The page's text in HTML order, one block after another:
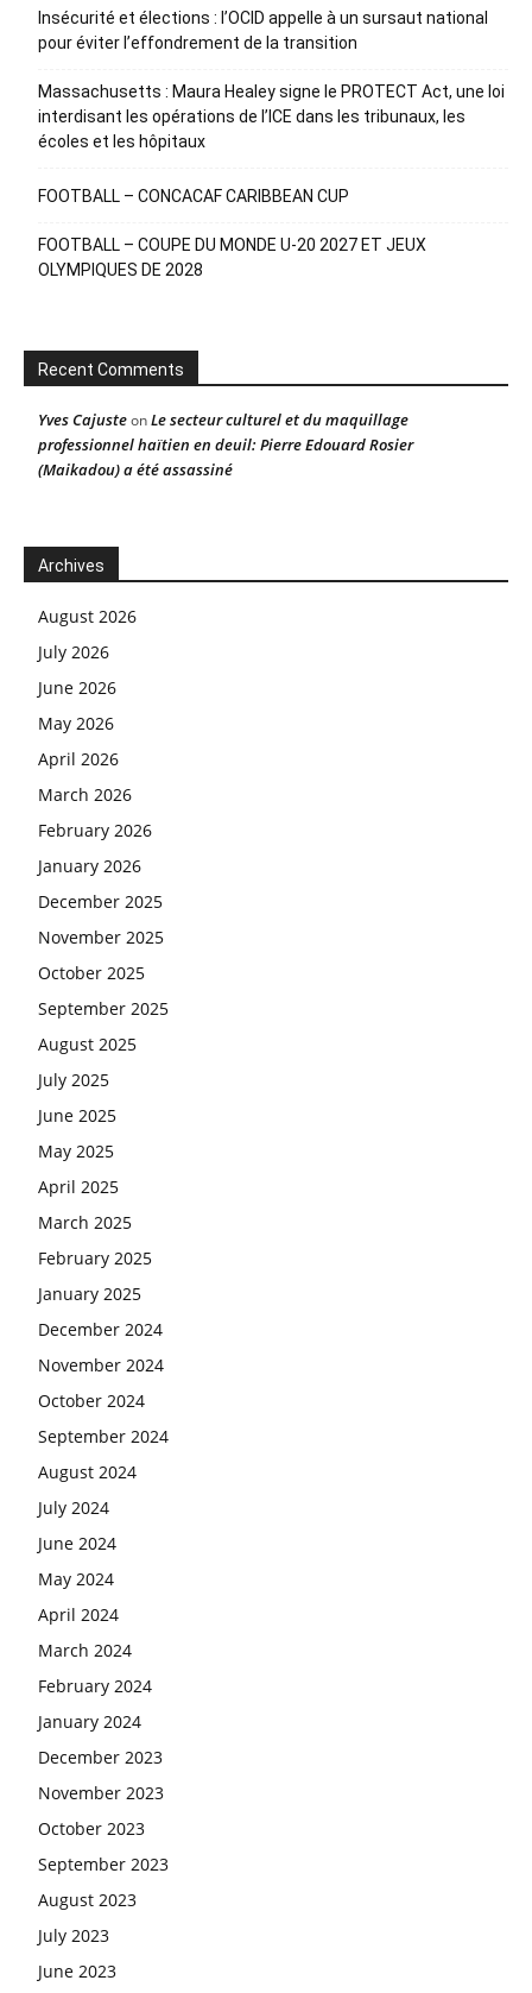
Insécurité et élections : l’OCID appelle à un sursaut national
pour éviter l’effondrement de la transition
Massachusetts : Maura Healey signe le PROTECT Act, une loi
interdisant les opérations de l’ICE dans les tribunaux, les
écoles et les hôpitaux
FOOTBALL – CONCACAF CARIBBEAN CUP
FOOTBALL – COUPE DU MONDE U-20 2027 ET JEUX
OLYMPIQUES DE 2028
Recent Comments
Yves CajusteonLe secteur culturel et du maquillage
professionnel haïtien en deuil: Pierre Edouard Rosier
(Maikadou) a été assassiné
Archives
August 2026
July 2026
June 2026
May 2026
April 2026
March 2026
February 2026
January 2026
December 2025
November 2025
October 2025
September 2025
August 2025
July 2025
June 2025
May 2025
April 2025
March 2025
February 2025
January 2025
December 2024
November 2024
October 2024
September 2024
August 2024
July 2024
June 2024
May 2024
April 2024
March 2024
February 2024
January 2024
December 2023
November 2023
October 2023
September 2023
August 2023
July 2023
June 2023